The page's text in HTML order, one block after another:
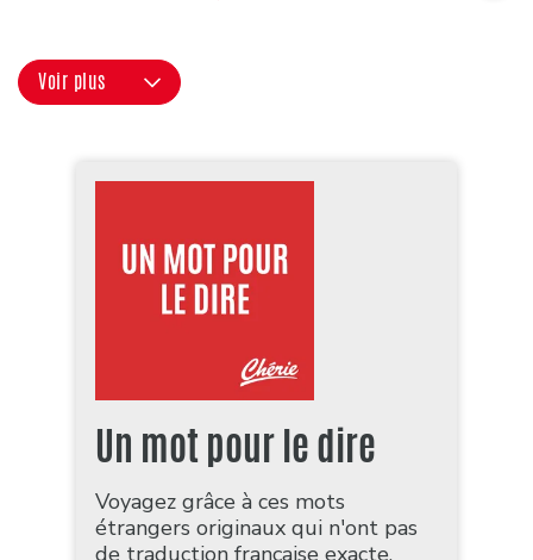
Voir plus
Un mot pour le dire
Voyagez grâce à ces mots
étrangers originaux qui n'ont pas
de traduction française exacte.